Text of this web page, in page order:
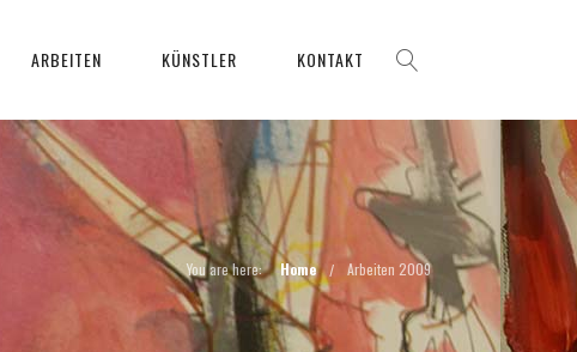
ARBEITEN KÜNSTLER KONTAKT
You are here: Home Arbeiten 2009